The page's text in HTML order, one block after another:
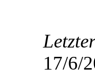
17/6/